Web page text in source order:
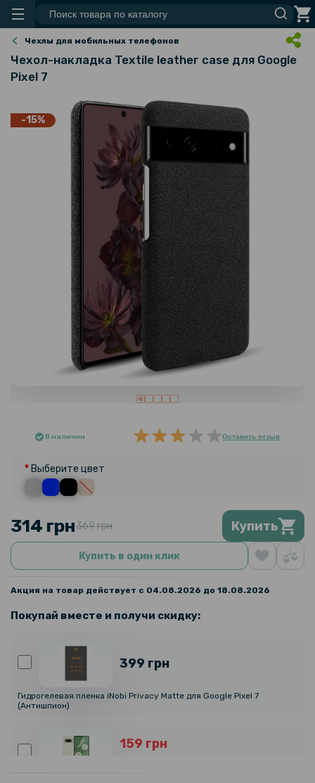
Чехлы для мобильных телефонов
Чехол-накладка Textile leather саse для Google
Pixel 7
-15%
В наличии Оставить отзыв
Выберите цвет
314 грн369 грн Купить
Купить в один клик
Акция на товар действует с 04.08.2026 до 18.08.2026
Покупай вместе и получи скидку:
399 грн
Гидрогелевая пленка iNobi Privacy Matte для Google Pixel 7
(Антишпион)
159 грн